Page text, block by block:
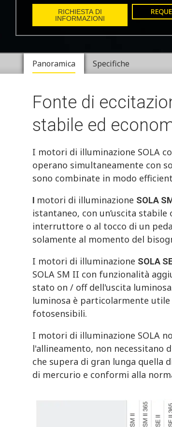
RICHIESTA DI
INFORMAZIONI
Panoramica Specifiche
Fonte di
stabile ed
I motori di illuminazione SOLA
operano simultaneamente con
sono combinate in modo
I motori di illuminazione SOLA
istantaneo, con un’uscita
interruttore o al tocco di un
solamente al momento del
I motori di illuminazione SOLA
SOLA SM II con funzionalità
stato on / off dell'uscita
luminosa è particolarmente
fotosensibili.
I motori di illuminazione SOLA
l'allineamento, non necessitano
che supera di gran lunga quella
di mercurio e conformi alla